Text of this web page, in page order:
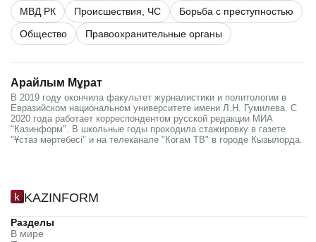
МВД РК Происшествия, ЧС
Борьба с преступностью
Общество
Правоохранительные органы
Арайлым Мұрат
В 2019 году окончила факультет журналистики и политологии в
Евразийском национальном университете имени Л.Н. Гумилева. С
2020 года работает корреспондентом русской редакции МИА
"Казинформ". В школьные годы проходила стажировку в газете
"Ұстаз мәртебесі" и на телеканале "Когам ТВ" в городе Кызылорда.
KAZINFORM
Разделы
В мире